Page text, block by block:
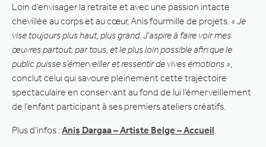
Loin d’envisager la retraite et avec une passion intacte
chevillée au corps et au cœur, Anis fourmille de projets. « Je
vise toujours plus haut, plus grand. J’aspire à faire voir mes
œuvres partout, par tous, et le plus loin possible afin que le
public puisse s’émerveiller et ressentir de vives émotions »
conclut celui qui savoure pleinement cette trajectoire
spectaculaire en conservant au fond de lui l’émerveillement
de l’enfant participant à ses premiers ateliers créatifs.
Plus d’infos :Anis Dargaa – Artiste Belge – Accueil